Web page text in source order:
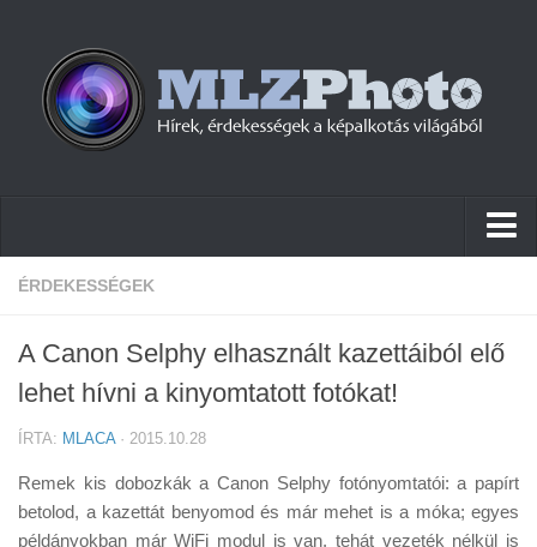
Hírek
Cikkek
Tudástár
ÉRDEKESSÉGEK
A Canon Selphy elhasznált kazettáiból elő
lehet hívni a kinyomtatott fotókat!
ÍRTA: MLACA· 2015.10.28
Remek kis dobozkák a Canon Selphy fotónyomtatói: a papírt
betolod, a kazettát benyomod és már mehet is a móka; egyes
példányokban már WiFi modul is van, tehát vezeték nélkül is